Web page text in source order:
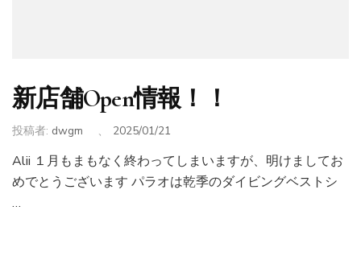
新店舗Open情報！！
投稿者: dwgm 、 2025/01/21
Alii １月もまもなく終わってしまいますが、明けましてお
めでとうございます パラオは乾季のダイビングベストシ
…